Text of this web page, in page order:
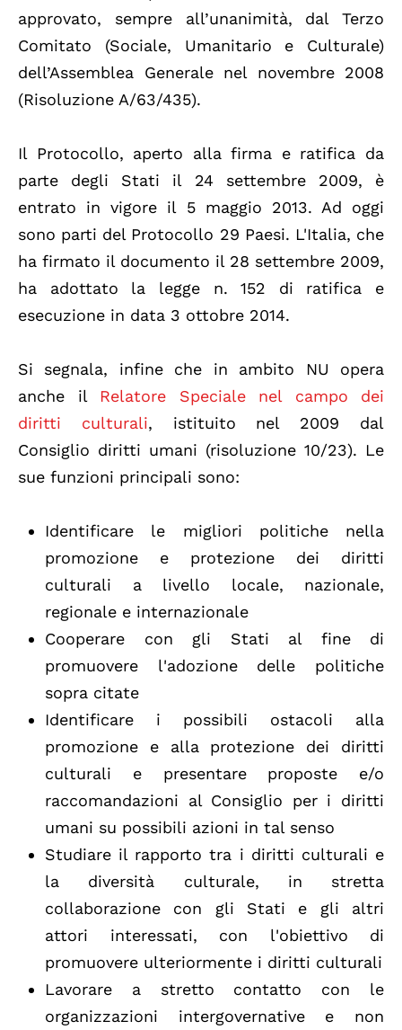
approvato, sempre all’unanimità, dal Terzo
Comitato (Sociale, Umanitario e Culturale)
dell’Assemblea Generale nel novembre 2008
(Risoluzione A/63/435).
Il Protocollo, aperto alla firma e ratifica da
parte degli Stati il 24 settembre 2009, è
entrato in vigore il 5 maggio 2013. Ad oggi
sono parti del Protocollo 29 Paesi. L'Italia, che
ha firmato il documento il 28 settembre 2009,
ha adottato la legge n. 152 di ratifica e
esecuzione in data 3 ottobre 2014.
Si segnala, infine che in ambito NU opera
anche il Relatore Speciale nel campo dei
diritti culturali, istituito nel 2009 dal
Consiglio diritti umani (risoluzione 10/23). Le
sue funzioni principali sono:
Identificare le migliori politiche nella
promozione e protezione dei diritti
culturali a livello locale, nazionale,
regionale e internazionale
Cooperare con gli Stati al fine di
promuovere l'adozione delle politiche
sopra citate
Identificare i possibili ostacoli alla
promozione e alla protezione dei diritti
culturali e presentare proposte e/o
raccomandazioni al Consiglio per i diritti
umani su possibili azioni in tal senso
Studiare il rapporto tra i diritti culturali e
la diversità culturale, in stretta
collaborazione con gli Stati e gli altri
attori interessati, con l'obiettivo di
promuovere ulteriormente i diritti culturali
Lavorare a stretto contatto con le
organizzazioni intergovernative e non